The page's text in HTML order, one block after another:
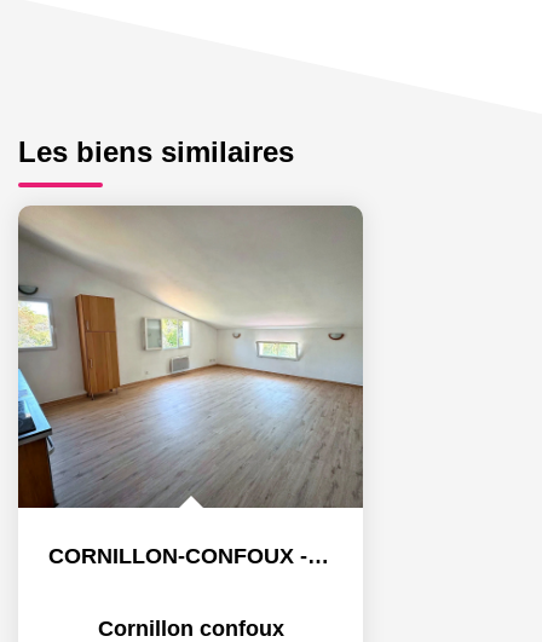
Les biens similaires
CORNILLON-CONFOUX - Appartement 2 pièce(s) 43.53 m2 -...
Cornillon confoux